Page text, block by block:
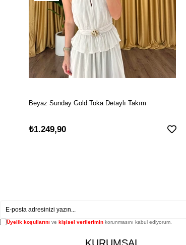
Beyaz Sunday Gold Toka Detaylı Takım
₺1.249,90
Üyelik koşullarını ve kişisel verilerimin korunmasını kabul ediyorum.